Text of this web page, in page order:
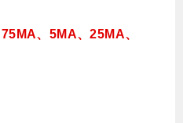
75MA、5MA、25MA、